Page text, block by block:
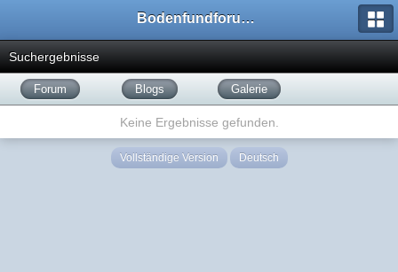
Bodenfundforum.com
Suchergebnisse
Forum Blogs Galerie
Keine Ergebnisse gefunden.
Vollständige Version Deutsch